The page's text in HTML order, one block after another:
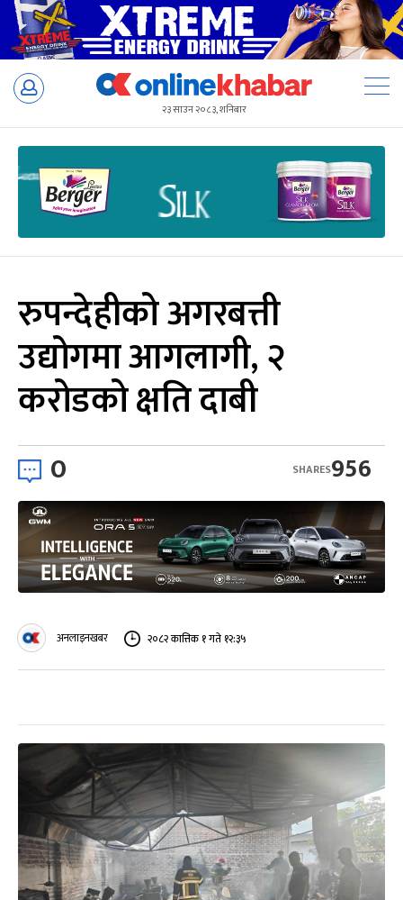
Skip
२३ साउन २०८३, शनिबार
रुपन्देहीको अगरबत्ती
उद्योगमा आगलागी, २
करोडको क्षति दाबी
0 956
SHARES
अनलाइनखबर २०८२ कात्तिक १ गते १२:३५